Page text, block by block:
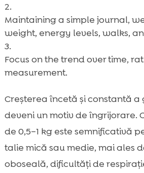
Maintaining a simple journal,
weight, energy levels, walks,
Focus on the trend over time,
measurement.
Creșterea încetă și constantă
deveni un motiv de îngrijorare.
de 0,5–1 kg este semnificativă
talie mică sau medie, mai ales
oboseală, dificultăți de